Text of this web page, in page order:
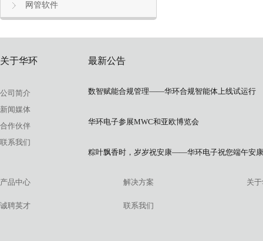
网管软件
关于华环
公司简介
新闻媒体
合作伙伴
联系我们
最新公告
数智赋能合规管理——华环合规智能体上线试运行
华环电子参展MWC和亚欧博览会
粽叶飘香时，岁岁祝安康——华环电子祝您端午安康
产品中心 解决方案 关
诚聘英才 联系我们